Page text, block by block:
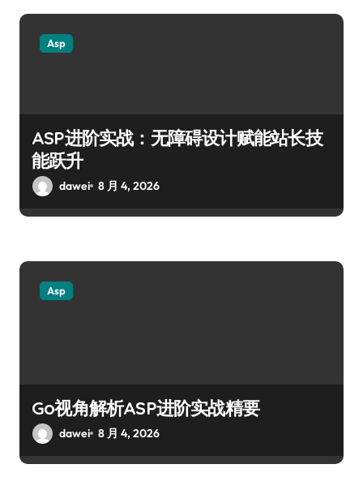
Asp
ASP进阶实战：无障碍设计赋能站长技
能跃升
dawei 8 月 4, 2026
Asp
Go视角解析ASP进阶实战精要
dawei 8 月 4, 2026